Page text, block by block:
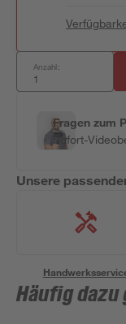
Anzahl:
Fragen zum
Sofort-
Unsere
Häufig